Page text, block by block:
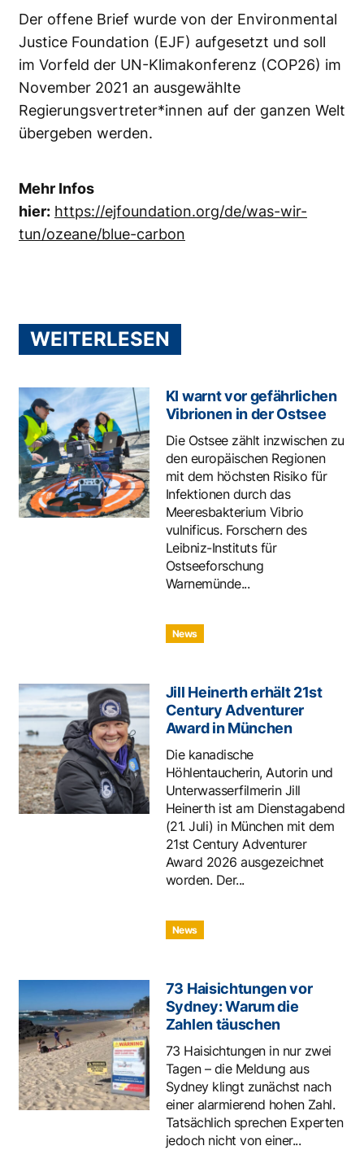
Der offene Brief wurde von der Environmental
Justice Foundation (EJF) aufgesetzt und soll
im Vorfeld der UN-Klimakonferenz (COP26) im
November 2021 an ausgewählte
Regierungsvertreter*innen auf der ganzen Welt
übergeben werden.
Mehr Infos
hier: https://ejfoundation.org/de/was-wir-
tun/ozeane/blue-carbon
WEITERLESEN
KI warnt vor gefährlichen
Vibrionen in der Ostsee
Die Ostsee zählt inzwischen zu
den europäischen Regionen
mit dem höchsten Risiko für
Infektionen durch das
Meeresbakterium Vibrio
vulnificus. Forschern des
Leibniz-Instituts für
Ostseeforschung
Warnemünde...
News
Jill Heinerth erhält 21st
Century Adventurer
Award in München
Die kanadische
Höhlentaucherin, Autorin und
Unterwasserfilmerin Jill
Heinerth ist am Dienstagabend
(21. Juli) in München mit dem
21st Century Adventurer
Award 2026 ausgezeichnet
worden. Der...
News
73 Haisichtungen vor
Sydney: Warum die
Zahlen täuschen
73 Haisichtungen in nur zwei
Tagen – die Meldung aus
Sydney klingt zunächst nach
einer alarmierend hohen Zahl.
Tatsächlich sprechen Experten
jedoch nicht von einer...